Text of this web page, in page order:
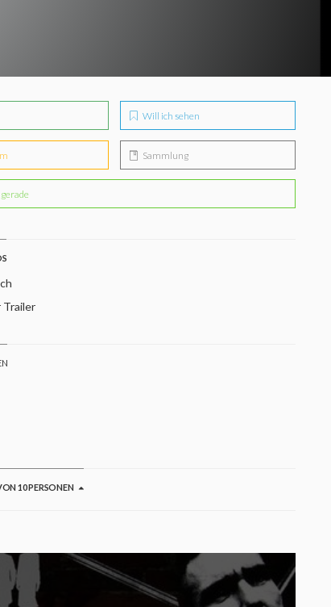
Will ich sehen
Sammlung
10 PERSONEN